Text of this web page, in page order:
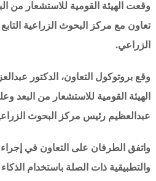
وقعت الهيئة القومية للاستشعار من
تعاون مع مركز البحوث الزراعية
الزراعي.
وقع بروتوكول التعاون، الدكتور
الهيئة القومية للاستشعار من البعد
عبدالعظيم رئيس مركز البحوث
واتفق الطرفان على التعاون في
والتطبيقية ذات الصلة باستخدام